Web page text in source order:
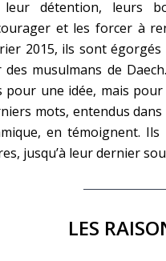
leur détention, leurs
et les forcer à
2015, ils sont
des musulmans de
pour une idée, mais
mots, entendus
en témoignent.
jusqu’à leur dernier
LES